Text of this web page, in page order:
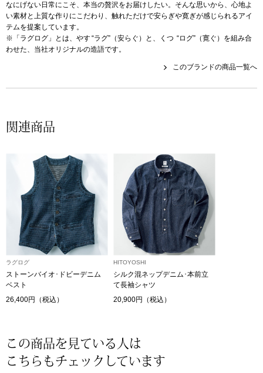
ア
その他
おすすめブラ
金谷製靴
ヘンリーコッ
おすすめ特集
なにげない日常にこそ、本当の贅沢をお届けしたい。そんな思いから、心地よ
い素材と上質な作りにこだわり、触れただけで安らぎや寛ぎが感じられるアイ
テムを提案しています。
※「ラグログ」とは、やす “ラグ”（安らぐ）と、くつ “ログ”（寛ぐ）を組み合
わせた、当社オリジナルの造語です。
このブランドの商品一覧へ
関連商品
ラグログ
ストーンバイオ･ドビーデニム
ベスト
26,400円（税込）
HITOYOSHI
シルク混ネップデニム･本前立
て長袖シャツ
20,900円（税込）
この商品を見ている人は
こちらもチェックしています